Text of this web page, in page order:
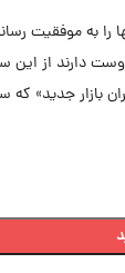
را به
دارند از این
جدید» که